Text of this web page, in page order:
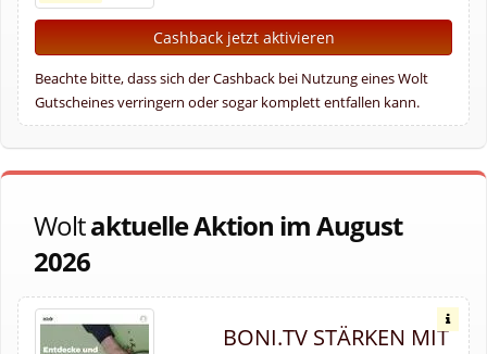
Cashback jetzt aktivieren
Beachte bitte, dass sich der Cashback bei Nutzung eines Wolt
Gutscheines verringern oder sogar komplett entfallen kann.
Woltaktuelle Aktion im August
2026
BONI.TV STÄRKEN MIT